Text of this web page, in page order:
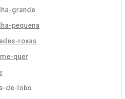
grande
pequena
roxas
quer
de-lobo